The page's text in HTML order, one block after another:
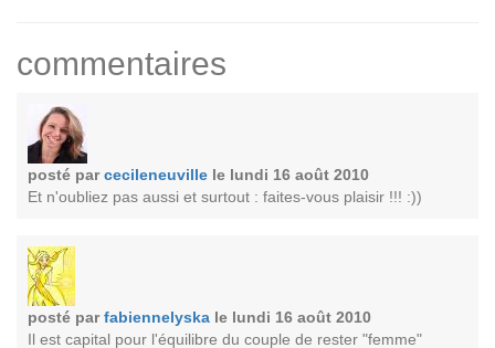
commentaires
posté parcecileneuville le lundi 16 août 2010
Et n'oubliez pas aussi et surtout : faites-vous plaisir !!! :))
posté parfabiennelyska le lundi 16 août 2010
Il est capital pour l'équilibre du couple de rester "femme"